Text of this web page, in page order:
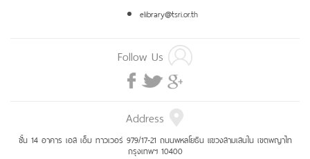
elibrary@tsri.or.th
Follow Us
Address
ชั้น 14 อาคาร เอส เอ็ม ทาวเวอร์ 979/17-21 ถนนพหลโยธิน แขวงสามเสนใน เขตพญาไท
กรุงเทพฯ 10400